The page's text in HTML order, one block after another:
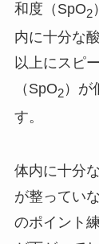
和度（SpO2
内に十分な
以上にスピ
（SpO2）が
す。
体内に十分
が整ってい
のポイント